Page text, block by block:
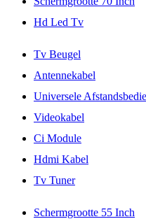
Hd Led Tv
Tv Beugel
Antennekabel
Universele
Videokabel
Ci Module
Hdmi Kabel
Tv Tuner
Schermgrootte 55 Inch